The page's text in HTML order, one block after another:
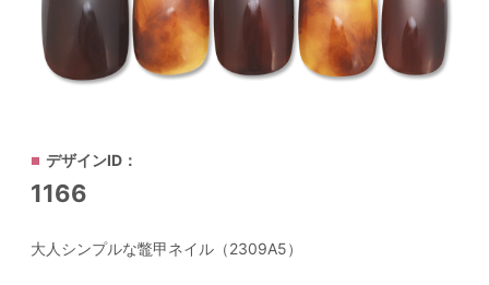
デザインID：
1166
大人シンプルな鼈甲ネイル（2309A5）